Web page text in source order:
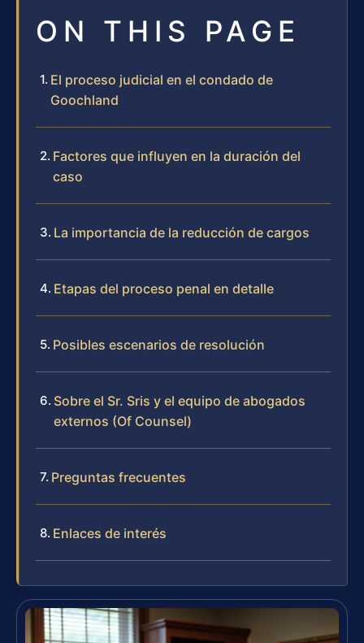
ON THIS PAGE
El proceso judicial en el condado de
Goochland
Factores que influyen en la duración del
caso
La importancia de la reducción de cargos
Etapas del proceso penal en detalle
Posibles escenarios de resolución
Sobre el Sr. Sris y el equipo de abogados
externos (Of Counsel)
Preguntas frecuentes
Enlaces de interés